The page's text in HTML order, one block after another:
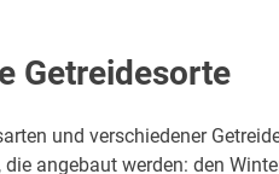
Getreidesorte
und verschiedener
angebaut werden: den